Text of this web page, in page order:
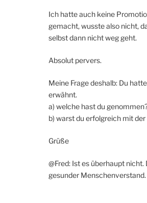
Ich hatte auch keine
gemacht, wusste also nicht,
selbst dann nicht weg geht.
Absolut pervers.
Meine Frage deshalb: Du
erwähnt.
a) welche hast du
b) warst du erfolgreich mit
Grüße
@Fred: Ist es überhaupt nicht.
gesunder Menschenverstand.